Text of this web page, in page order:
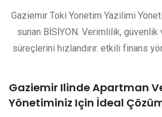
Gaziemir Toki Yonetim Yazilimi
sunan BİSİYON. Verimlilik, güvenlik
süreçlerini hızlandırır. etkili finans
Gaziemir Ilinde Apartman
Yönetiminiz Için İdeal